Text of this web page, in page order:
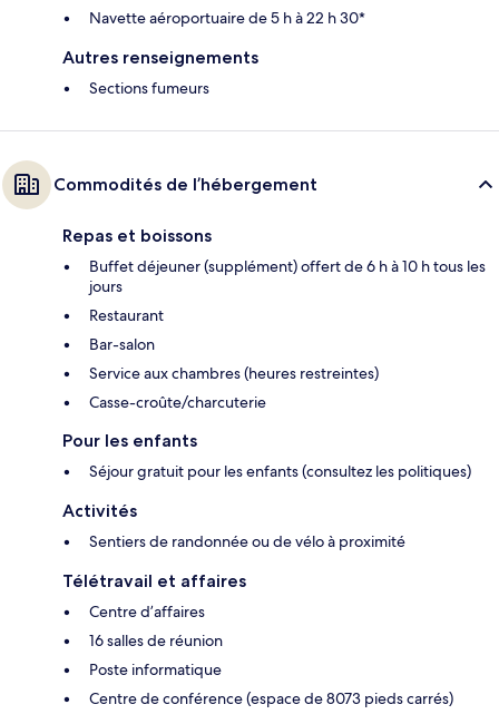
Navette aéroportuaire de 5 h à 22 h 30*
Autres renseignements
Sections fumeurs
Commodités de l’hébergement
Repas et boissons
Buffet déjeuner (supplément) offert de 6 h à 10 h tous les
jours
Restaurant
Bar-salon
Service aux chambres (heures restreintes)
Casse-croûte/charcuterie
Pour les enfants
Séjour gratuit pour les enfants (consultez les politiques)
Activités
Sentiers de randonnée ou de vélo à proximité
Télétravail et affaires
Centre d’affaires
16 salles de réunion
Poste informatique
Centre de conférence (espace de 8073 pieds carrés)